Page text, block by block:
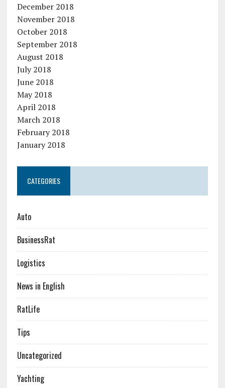
December 2018
November 2018
October 2018
September 2018
August 2018
July 2018
June 2018
May 2018
April 2018
March 2018
February 2018
January 2018
CATEGORIES
Auto
BusinessRat
Logistics
News in English
RatLife
Tips
Uncategorized
Yachting